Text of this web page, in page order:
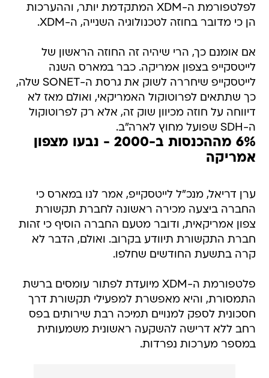
לפלטפורמת ה-XDM המתקדמת יותר, וההערכות
הן כי מדובר בחוזה לטכנולוגיה השנייה, ה-XDM.
אם אומנם כך, הרי שיהיה זה החוזה הראשון של
לייטסקייפ בצפון אמריקה. כבר במארס השנה
לייטסקייפ שיחררה לשוק את גרסת ה-SONET שלה,
כך שתתאים לפרוטוקול האמריקאי, ואולם מאז לא
דיווחה על חוזה מכיוון שוק זה, אלא רק לפרוטוקול
ה-SDH שפועל מחוץ לארה"ב.
6% מההכנסות ב-2000 - נבעו מצפון
אמריקה
ערן דריאל, מנכ"ל לייטסקייפ, אמר לנו במארס כי
החברה ביצעה מכירה ראשונה לחברת תקשורת
צפון אמריקאית, ודובר מטעם החברה הוסיף כי זהות
חברת התקשורת תיוודע בקרוב. ואולם, הדבר לא
קרה בתשעת החודשים שחלפו.
פלטפורמת ה-XDM מיועדת לפתור עומסים ברשת
התמסורת, והיא מאפשרת למפעילי תקשורת דרך
חסכונית לספק למנויים תמיכה רבת שירותים בפס
רחב ללא דרישה להשקעה ראשונית משמעותית
במספר מערכות נפרדות.